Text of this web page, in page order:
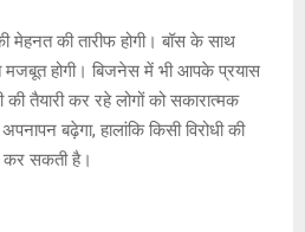
की तारीफ होगी। बॉस के साथ
मजबूत होगी। बिजनेस में भी आपके प्रयास
तैयारी कर रहे लोगों को सकारात्मक
बढ़ेगा, हालांकि किसी विरोधी की
कर सकती है।